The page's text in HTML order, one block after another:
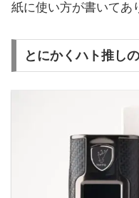
紙に使い方が書いてあ
とにかくハト推し